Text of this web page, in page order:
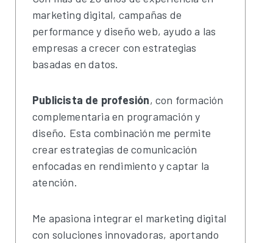
marketing digital, campañas de
performance y diseño web, ayudo a las
empresas a crecer con estrategias
basadas en datos.
Publicista de profesión, con formación
complementaria en programación y
diseño. Esta combinación me permite
crear estrategias de comunicación
enfocadas en rendimiento y captar la
atención.
Me apasiona integrar el marketing digital
con soluciones innovadoras, aportando